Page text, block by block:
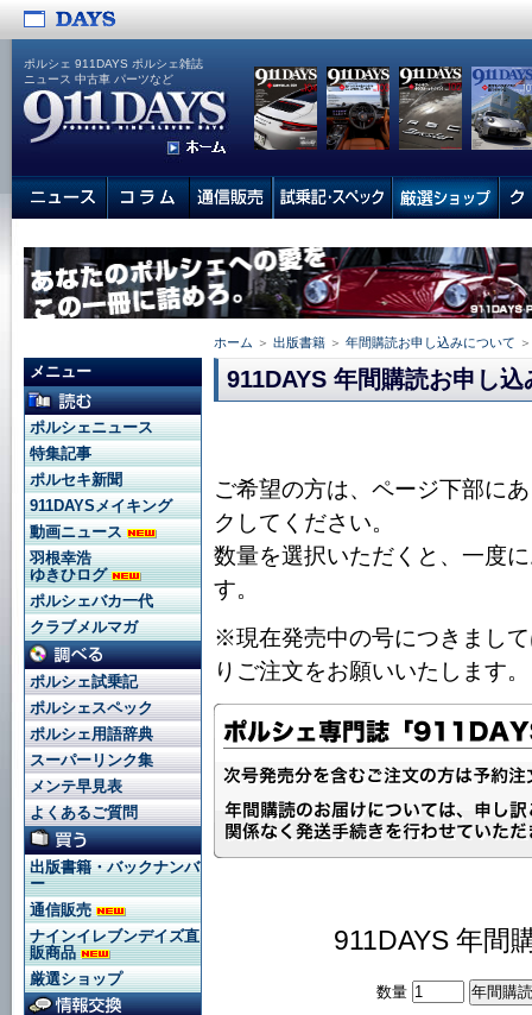
ポルシェ 911DAYS ポルシェ雑誌
ニュース 中古車 パーツなど
ホーム ＞ 出版書籍 ＞ 年間購読お申し込みについて ＞
911DAYS 年間購読お申し
ご希望の方は、ページ下部に
クしてください。
数量を選択いただくと、一度
す。
※現在発売中の号につきまし
りご注文をお願いいたします。
911DAYS 年間
数量
メニュー
ポルシェニュース
特集記事
ポルセキ新聞
911DAYSメイキング
動画ニュース
羽根幸浩
ゆきひログ
ポルシェバカ一代
クラブメルマガ
ポルシェ試乗記
ポルシェスペック
ポルシェ用語辞典
スーパーリンク集
メンテ早見表
よくあるご質問
出版書籍・バックナンバ
ー
通信販売
ナインイレブンデイズ直
販商品
厳選ショップ